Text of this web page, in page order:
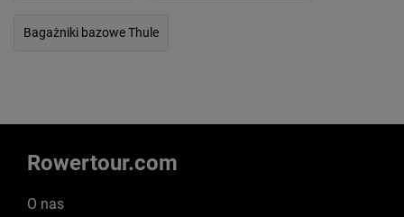
Bagażniki bazowe Thule
Rowertour.com
O nas